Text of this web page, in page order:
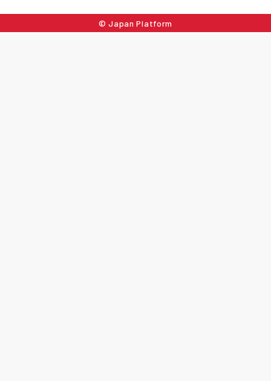
© Japan Platform